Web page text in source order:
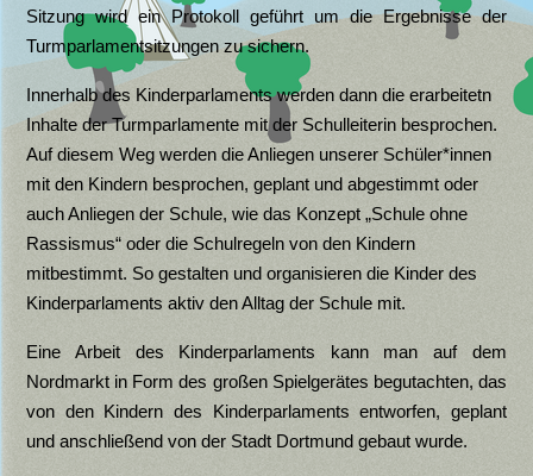
Sitzung wird ein Protokoll geführt um die Ergebnisse der
Turmparlamentsitzungen zu sichern.
Innerhalb des Kinderparlaments werden dann die erarbeitetn
Inhalte der Turmparlamente mit der Schulleiterin besprochen.
Auf diesem Weg werden die Anliegen unserer Schüler*innen
mit den Kindern besprochen, geplant und abgestimmt oder
auch Anliegen der Schule, wie das Konzept „Schule ohne
Rassismus“ oder die Schulregeln von den Kindern
mitbestimmt. So gestalten und organisieren die Kinder des
Kinderparlaments aktiv den Alltag der Schule mit.
Eine Arbeit des Kinderparlaments kann man auf dem
Nordmarkt in Form des großen Spielgerätes begutachten, das
von den Kindern des Kinderparlaments entworfen, geplant
und anschließend von der Stadt Dortmund gebaut wurde.